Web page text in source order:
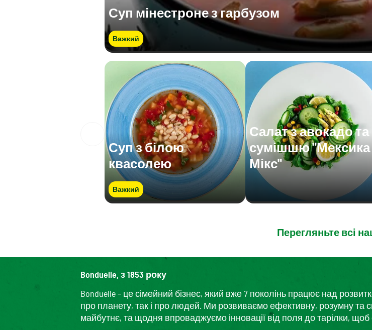
Суп мінестроне з гарбузом
Важкий
Суп з білою
квасолею
Важкий
Салат з авокадо та
сумішшю "Мексика
Мікс"
Перегляньте всі
Bonduelle, з 1853 року
Bonduelle – це сімейний бізнес, який вже 7 поколінь працює над
про планету, так і про людей. Ми розвиваємо ефективну, розумну та
майбутнє, та щодня впроваджуємо інновації від поля до тарілки,